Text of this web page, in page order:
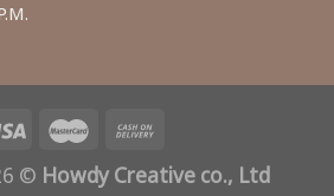
© Howdy Creative co., Ltd